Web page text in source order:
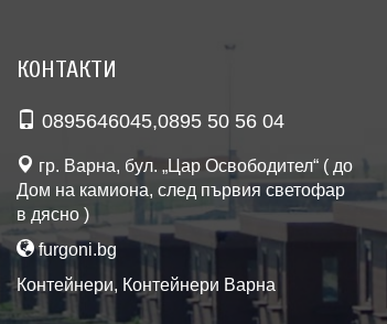
КОНТАКТИ
0895646045,0895 50 56 04
гр. Варна, бул. „Цар Освободител“ ( до
Дом на камиона, след първия светофар
в дясно )
furgoni.bg
Контейнери, Контейнери Варна